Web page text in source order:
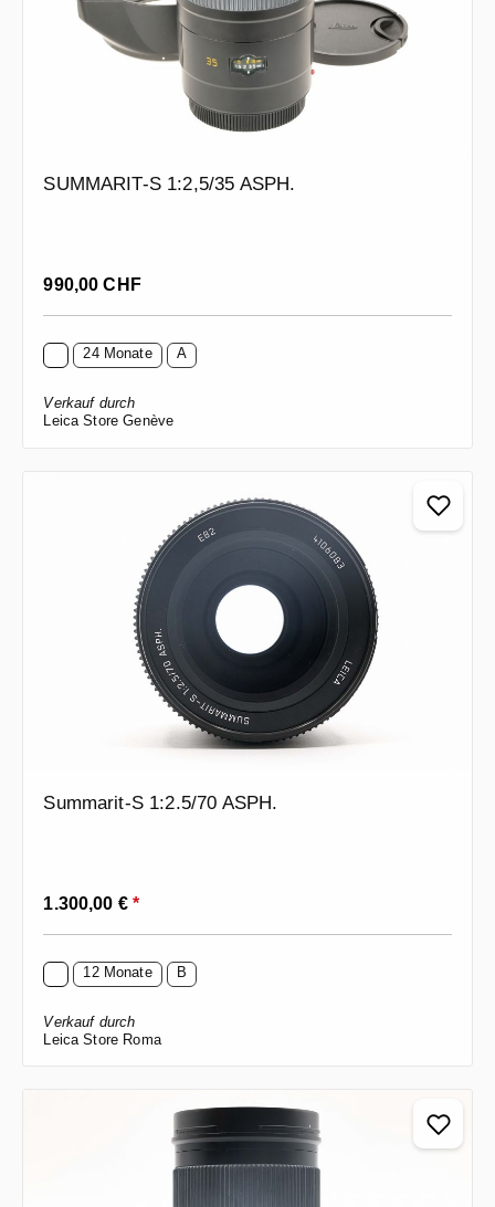
SUMMARIT-S 1:2,5/35 ASPH.
Regulärer Preis:
990,00 CHF
24 Monate A
Verkauf durch
Leica Store Genève
Summarit-S 1:2.5/70 ASPH.
Regulärer Preis:
1.300,00 €*
12 Monate B
Verkauf durch
Leica Store Roma